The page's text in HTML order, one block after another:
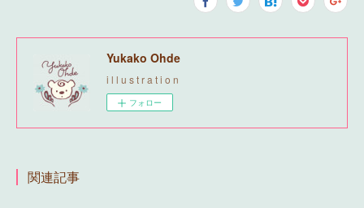
Yukako Ohde
i l l u s t r a t i o n
フォロー
関連記事